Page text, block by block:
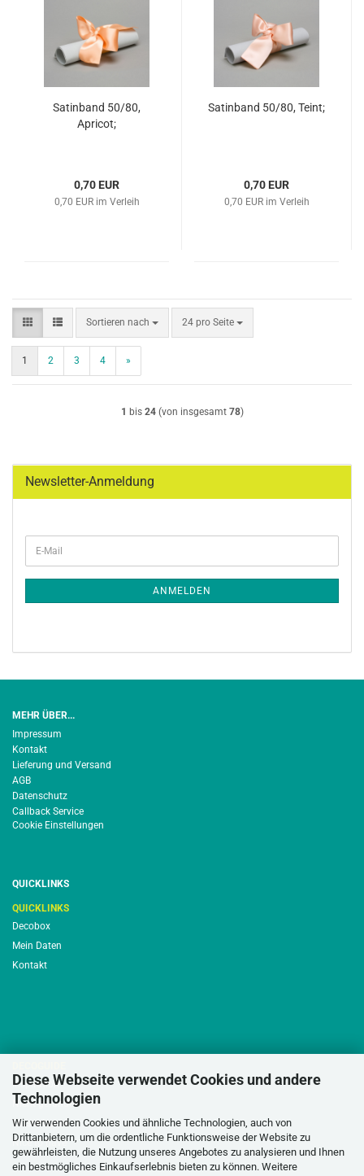
Diese Webseite verwendet Cookies und andere
Technologien
Wir verwenden Cookies und ähnliche Technologien, auch von
Drittanbietern, um die ordentliche Funktionsweise der Website zu
gewährleisten, die Nutzung unseres Angebotes zu analysieren und Ihnen
ein bestmögliches Einkaufserlebnis bieten zu können. Weitere
Satinband 50/80,
Apricot;
0,70 EUR
0,70 EUR im Verleih
Satinband 50/80, Teint;
0,70 EUR
0,70 EUR im Verleih
Sortieren nach
Sortieren nach 24 pro Seite
pro Seite
1 2 3 4 »
1 bis 24(von insgesamt 78)
Newsletter-Anmeldung
ZUR
NEWSLETTER-
ANMELDUNG
E-
Mail
ANMELDEN
MEHR ÜBER...
Impressum
Kontakt
Lieferung und Versand
AGB
Datenschutz
Callback Service
Cookie Einstellungen
QUICKLINKS
QUICKLINKS
Decobox
Mein Daten
Kontakt
Inspiration
Nicht gefunden
Musterhusse
Nice to have